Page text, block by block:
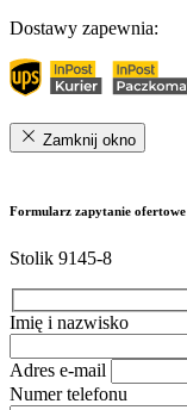
Dostawy zapewnia:
Zamknij okno
Formularz zapytanie ofertowe
Stolik 9145-8
Imię i nazwisko
Adres e-mail
Numer telefonu